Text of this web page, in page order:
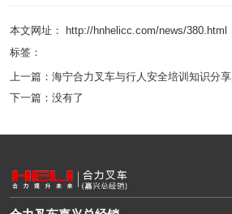
本文网址： http://hnhelicc.com/news/380.html
标签：
上一篇： 海宁合力叉车与行人安全培训知识分享
下一篇： 没有了